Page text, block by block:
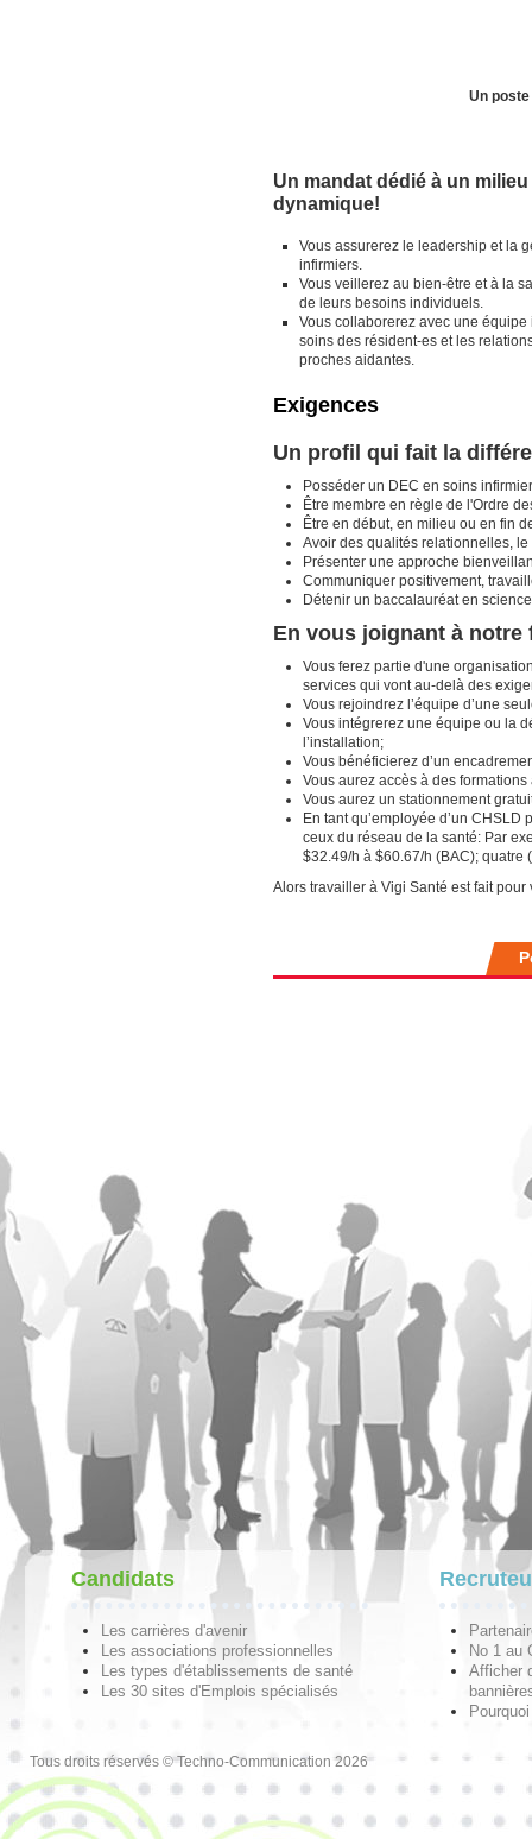
Un
Un mandat dédié à un
dynamique!
Vous assurerez le leadership et la
infirmiers.
Vous veillerez au bien-être et à la
de leurs besoins individuels.
Vous collaborerez avec une
soins des résident-es et les
proches aidantes.
Exigences
Un profil qui fait la
Posséder un DEC en soins
Être membre en règle de l'Ordre
Être en début, en milieu ou en fin
Avoir des qualités relationnelles,
Présenter une approche
Communiquer positivement,
Détenir un baccalauréat en
En vous joignant à
Vous ferez partie d'une
services qui vont au-delà des
Vous rejoindrez l’équipe d’une
Vous intégrerez une équipe ou la
l’installation;
Vous bénéficierez d’un
Vous aurez accès à des formations
Vous aurez un stationnement
En tant qu’employée d’un
ceux du réseau de la santé: Par
$32.49/h à $60.67/h (BAC); quatre
Alors travailler à Vigi Santé est fait pour
Candidats
Les carrières d'avenir
Les associations professionnelles
Les types d'établissements de santé
Les 30 sites d'Emplois spécialisés
No 1 au
Afficher
Tous droits réservés © Techno-Communication 2026